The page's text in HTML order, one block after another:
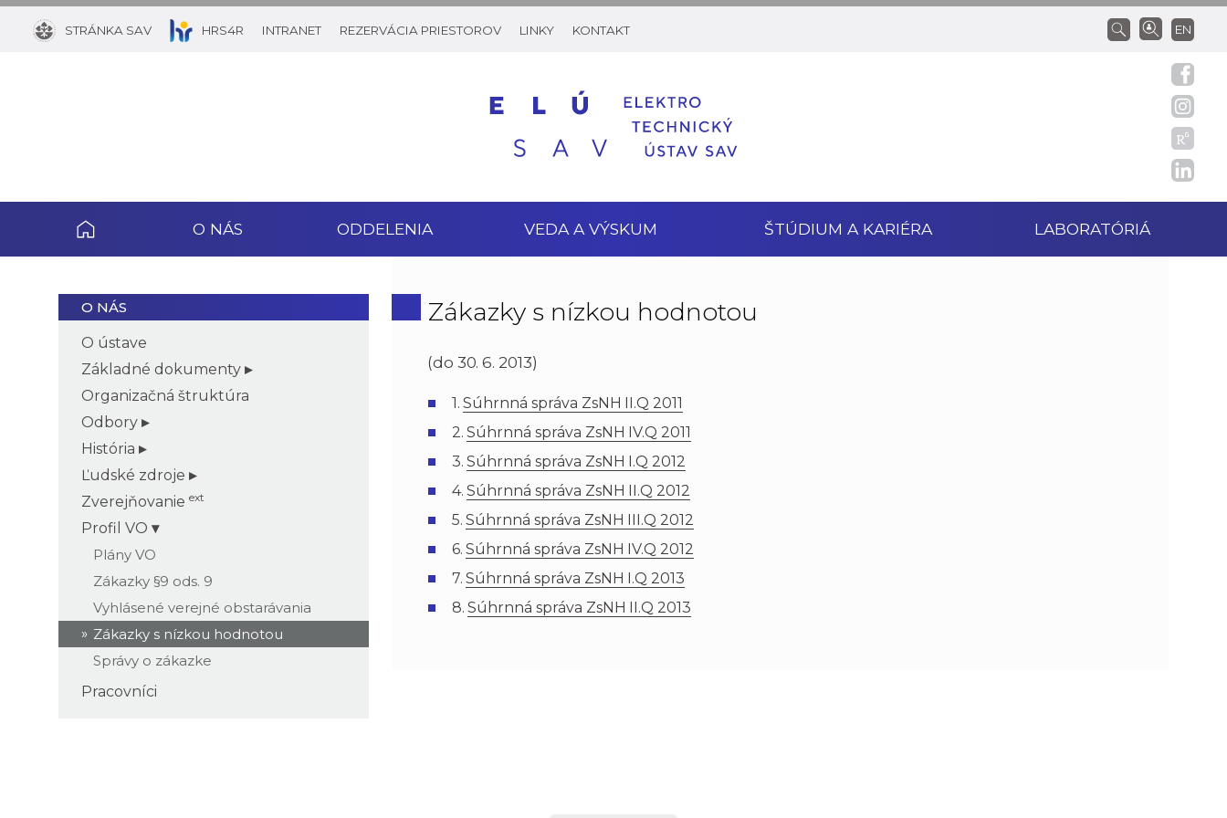
STRÁNKA SAV HRS4R INTRANET REZERVÁCIA PRIESTOROV LINKY KONTAKT EN
O NÁS ODDELENIA VEDA A VÝSKUM ŠTÚDIUM A KARIÉRA LABORATÓRIÁ
O NÁS
O ústave
Základné dokumenty
Organizačná štruktúra
Odbory
História
Ľudské zdroje
Zverejňovanie ext
Profil VO
Plány VO
Zákazky §9 ods. 9
Vyhlásené verejné obstarávania
Zákazky s nízkou hodnotou
Správy o zákazke
Pracovníci
Zákazky s nízkou hodnotou
(do 30. 6. 2013)
1.Súhrnná správa ZsNH II.Q 2011
2.Súhrnná správa ZsNH IV.Q 2011
3.Súhrnná správa ZsNH I.Q 2012
4.Súhrnná správa ZsNH II.Q 2012
5.Súhrnná správa ZsNH III.Q 2012
6.Súhrnná správa ZsNH IV.Q 2012
7.Súhrnná správa ZsNH I.Q 2013
8.Súhrnná správa ZsNH II.Q 2013